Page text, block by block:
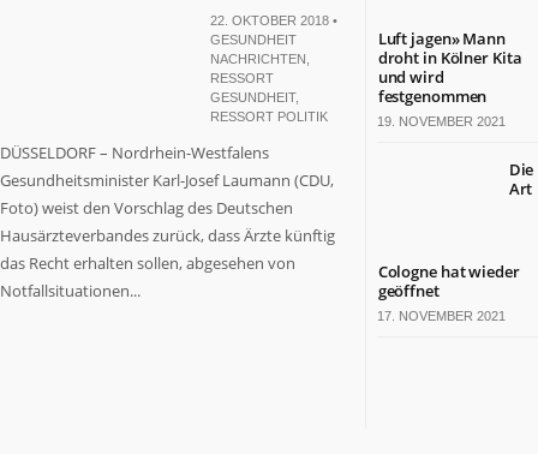
22. OKTOBER 2018 •
GESUNDHEIT
NACHRICHTEN
RESSORT
GESUNDHEIT,
RESSORT POLITIK
DÜSSELDORF – Nordrhein-Westfalens
Gesundheitsminister Karl-Josef Laumann (CDU,
Foto) weist den Vorschlag des Deutschen
Hausärzteverbandes zurück, dass Ärzte künftig
das Recht erhalten sollen, abgesehen von
Notfallsituationen...
Luft jagen» Mann
droht in Kölner Kita
und wird
festgenommen
19. NOVEMBER 2021
Die
Art
Cologne hat wieder
geöffnet
17. NOVEMBER 2021